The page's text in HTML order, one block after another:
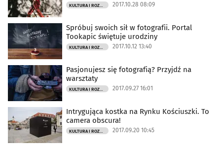
2017.10.28 08:09
Spróbuj swoich sił w fotografii. Portal
Tookapic świętuje urodziny
2017.10.12 13:40
Pasjonujesz się fotografią? Przyjdź na
warsztaty
2017.09.27 16:01
Intrygująca kostka na Rynku Kościuszki. To
camera obscura!
2017.09.20 10:45